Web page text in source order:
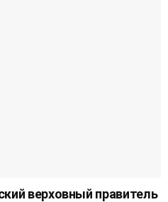
верховный правитель